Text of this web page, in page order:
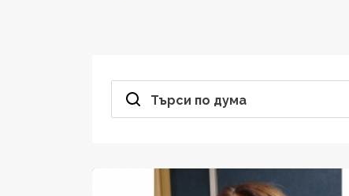
Търси по дума